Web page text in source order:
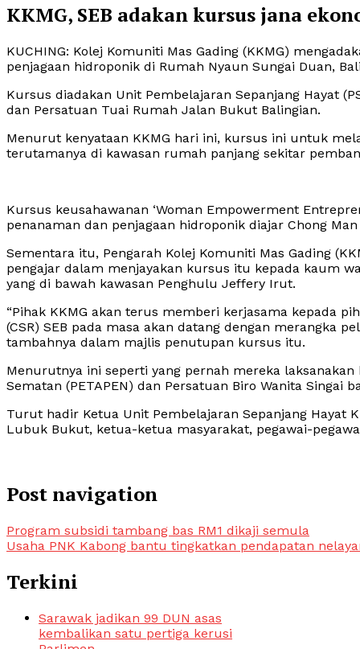
KKMG, SEB adakan kursus jana
KUCHING: Kolej Komuniti Mas Gading (KKMG)
penjagaan hidroponik di Rumah Nyaun Sungai Duan,
Kursus diadakan Unit Pembelajaran Sepanjang Hayat
dan Persatuan Tuai Rumah Jalan Bukut Balingian.
Menurut kenyataan KKMG hari ini, kursus ini untuk
terutamanya di kawasan rumah panjang sekitar
Kursus keusahawanan ‘Woman Empowerment
penanaman dan penjagaan hidroponik diajar Chong
Sementara itu, Pengarah Kolej Komuniti Mas Gading
pengajar dalam menjayakan kursus itu kepada kaum
yang di bawah kawasan Penghulu Jeffery Irut.
“Pihak KKMG akan terus memberi kerjasama kepada
(CSR) SEB pada masa akan datang dengan merangka
tambahnya dalam majlis penutupan kursus itu.
Menurutnya ini seperti yang pernah mereka
Sematan (PETAPEN) dan Persatuan Biro Wanita Singai
Turut hadir Ketua Unit Pembelajaran Sepanjang Hayat
Lubuk Bukut, ketua-ketua masyarakat, pegawai-
Post navigation
Program subsidi tambang bas RM1 dikaji semula
Usaha PNK Kabong bantu tingkatkan pendapatan
Terkini
Sarawak jadikan 99 DUN asas
kembalikan satu pertiga kerusi